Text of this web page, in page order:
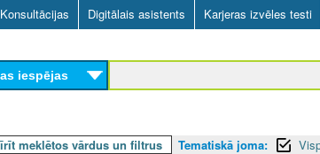
Skip
to
main
content
Digitālais asistents Karjeras izvēles testi
iespējas
meklētos vārdus un filtrus Tematiskā joma: